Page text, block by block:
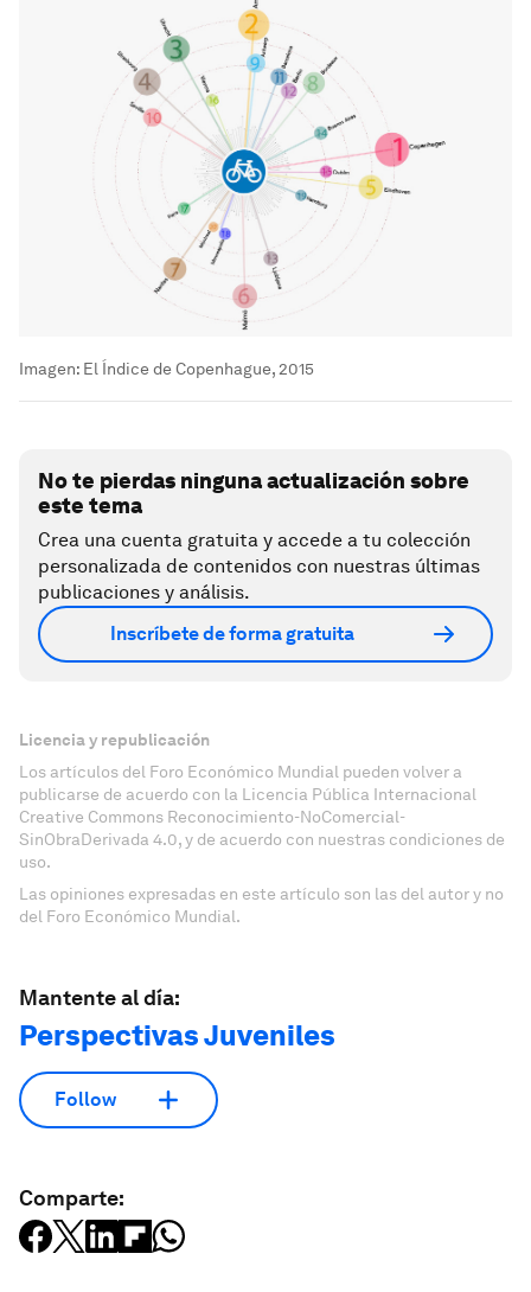
Imagen: El Índice de Copenhague, 2015
No te pierdas ninguna actualización sobre
este tema
Crea una cuenta gratuita y accede a tu colección
personalizada de contenidos con nuestras últimas
publicaciones y análisis.
Inscríbete de forma gratuita
Licencia y republicación
Los artículos del Foro Económico Mundial pueden volver a
publicarse de acuerdo con la Licencia Pública Internacional
Creative Commons Reconocimiento-NoComercial-
SinObraDerivada 4.0, y de acuerdo con nuestras condiciones de
uso.
Las opiniones expresadas en este artículo son las del autor y no
del Foro Económico Mundial.
Mantente al día:
Perspectivas Juveniles
Follow
Comparte: